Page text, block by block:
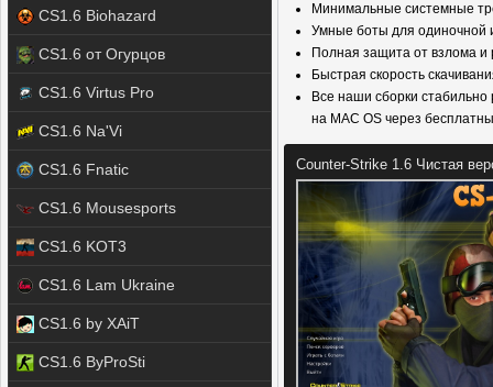
CS1.6 Biohazard
CS1.6 от Огурцов
CS1.6 Virtus Pro
CS1.6 Na'Vi
CS1.6 Fnatic
CS1.6 Mousesports
CS1.6 KOT3
CS1.6 Lam Ukraine
CS1.6 by XAiT
CS1.6 ByProSti
Минимальные системные
Умные боты для одиночной
Полная защита от взлома и
Быстрая скорость
Все наши сборки
на MAC OS через
Counter-Strike 1.6 Чистая